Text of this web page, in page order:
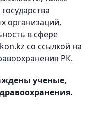
организаций,
в сфере
со ссылкой на
РК.
ученые,